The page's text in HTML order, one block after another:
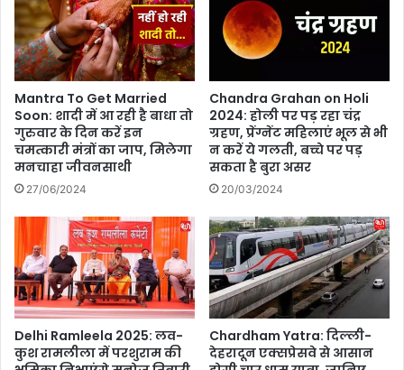
य
रे
क्टो
रि
य
ल
डे
ब्यू
'
ता
ज़
'
ओ
टी
टी
o
n
i
प
चे
मा
ता
रा
नी
द
र
,
रां
ची
के
Mantra To Get Married
Soon: शादी में आ रही है बाधा तो
गुरुवार के दिन करें इन
चमत्कारी मंत्रों का जाप, मिलेगा
मनचाहा जीवनसाथी
27/06/2024
Chandra Grahan on Holi
2024: होली पर पड़ रहा चंद्र
ग्रहण, प्रेंग्नेंट महिलाएं भूल से भी
न करें ये गलती, बच्चे पर पड़
सकता है बुरा असर
20/03/2024
Delhi Ramleela 2025: लव-
कुश रामलीला में परशुराम की
Chardham Yatra: दिल्ली-
देहरादून एक्सप्रेसवे से आसान